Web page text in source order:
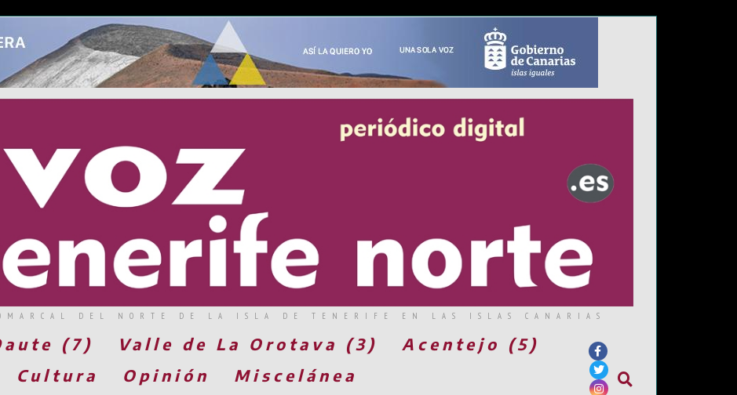
DEL NORTE DE LA ISLA DE TENERIFE EN LAS ISLAS CANARIAS
(7) Valle de La Orotava (3)
Acentejo (5)
Cultura Opinión
Miscelánea